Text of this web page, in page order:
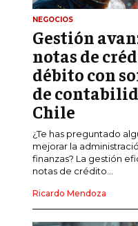
INVESTIGACIÓN DE
ANÁLISIS DE
GESTIÓN DE CLIENTES
EMPRENDIMIENTO
INNOVACIÓN EMPRESARIAL
GESTIÓN DEL CAMBIO
LIDERAZGO
EMPRENDIMIENTO
NEGOCIOS
Gestión
notas de
débito con
de
Chile
¿Te has preguntado
mejorar la
finanzas? La gestión
notas de crédito...
Ricardo Mendoza